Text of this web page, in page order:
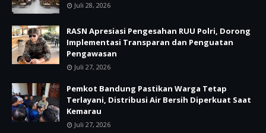
Juli 28, 2026
RASN Apresiasi Pengesahan RUU Polri, Dorong
Implementasi Transparan dan Penguatan
Pengawasan
Juli 27, 2026
Pemkot Bandung Pastikan Warga Tetap
Terlayani, Distribusi Air Bersih Diperkuat Saat
Kemarau
Juli 27, 2026